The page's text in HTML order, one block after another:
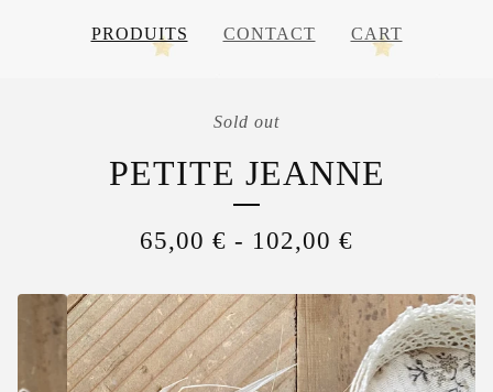
PRODUITS CONTACT CART
Sold out
PETITE JEANNE
65,00 € - 102,00 €